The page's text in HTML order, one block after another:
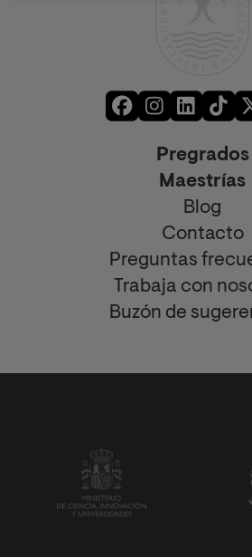
Pregrados
Maestrías
Blog
Contacto
Preguntas
Trabaja con
Buzón de